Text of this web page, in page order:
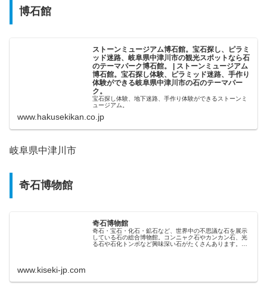
博石館
ストーンミュージアム博石館。宝石探し、ピラミ
ッド迷路、岐阜県中津川市の観光スポットなら石
のテーマパーク博石館。 | ストーンミュージアム
博石館。宝石探し体験、ピラミッド迷路、手作り
体験ができる岐阜県中津川市の石のテーマパー
ク。
宝石探し体験、地下迷路、手作り体験ができるストーンミ
ュージアム。
www.hakusekikan.co.jp
岐阜県中津川市
奇石博物館
奇石博物館
奇石・宝石・化石・鉱石など、世界中の不思議な石を展示
している石の総合博物館。コンニャク石やカンカン石、光
る石や石化トンボなど興味深い石がたくさんあります。ま
www.kiseki-jp.com